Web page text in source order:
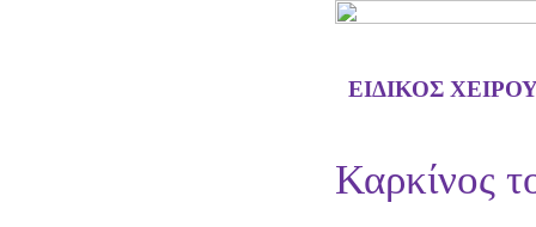
ΕΙΔΙΚΟΣ
Καρκίνος